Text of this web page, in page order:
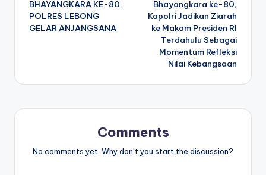
BHAYANGKARA KE-80,
POLRES LEBONG
GELAR ANJANGSANA
Bhayangkara ke-80,
Kapolri Jadikan Ziarah
ke Makam Presiden RI
Terdahulu Sebagai
Momentum Refleksi
Nilai Kebangsaan
Comments
No comments yet. Why don’t you start the discussion?